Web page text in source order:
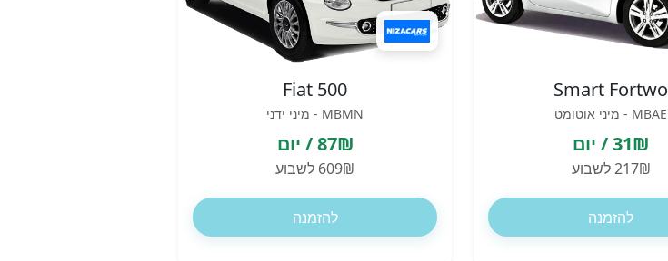
Smart Fortwo
MBAE - מיני אוטומט
31₪ / יום
217₪ לשבוע
להזמנה
Fiat 500
MBMN - מיני ידני
87₪ / יום
609₪ לשבוע
להזמנה